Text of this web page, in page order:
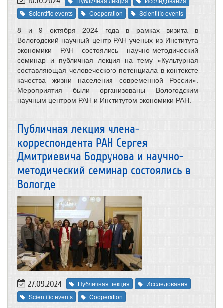
Scientific events
Cooperation Scientific events
8 и 9 октября 2024 года в рамках визита в
Вологодский научный центр РАН ученых из Института
экономики РАН
состоялись научно-методический
семинар и публичная лекция на тему «Культурная
составляющая человеческого потенциала в контексте
качества жизни населения современной России».
Мероприятия были организованы Вологодским
научным центром РАН и Институтом экономики РАН.
Публичная лекция члена-
корреспондента РАН Сергея
Дмитриевича Бодрунова и научно-
методический семинар состоялись в
Вологде
27.09.2024 Публичная лекция
Исследования
Scientific events
Cooperation